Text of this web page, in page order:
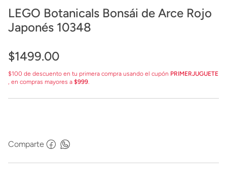
LEGO Botanicals Bonsái de Arce Rojo
Japonés 10348
$1499.00
$100 de descuento en tu primera compra usando el cupón PRIMERJUGUETE
, en compras mayores a $999.
Comparte